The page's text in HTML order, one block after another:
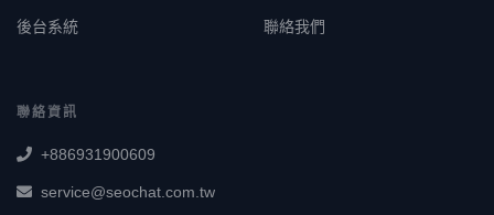
後台系統 聯絡我們
聯絡資訊
+886931900609
service@seochat.com.tw